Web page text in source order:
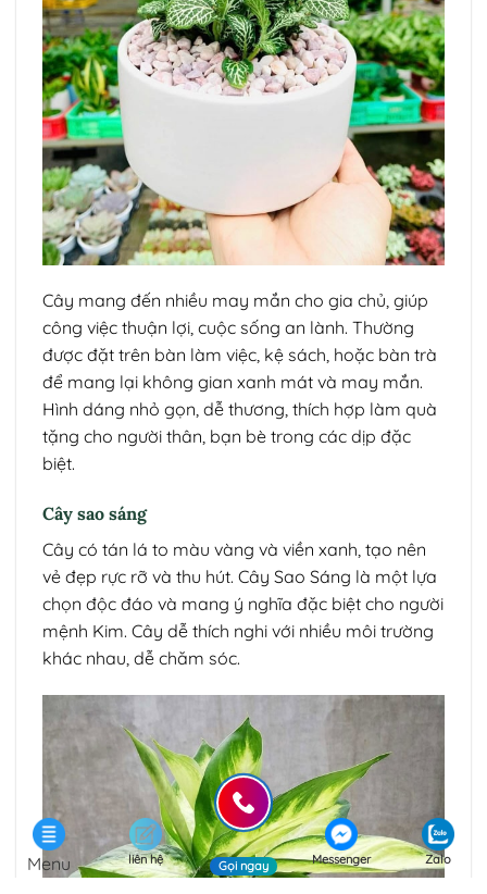
Cây mang đến nhiều may mắn cho gia chủ, giúp
công việc thuận lợi, cuộc sống an lành. Thường
được đặt trên bàn làm việc, kệ sách, hoặc bàn trà
để mang lại không gian xanh mát và may mắn.
Hình dáng nhỏ gọn, dễ thương, thích hợp làm quà
tặng cho người thân, bạn bè trong các dịp đặc
biệt.
Cây sao sáng
Cây có tán lá to màu vàng và viền xanh, tạo nên
vẻ đẹp rực rỡ và thu hút. Cây Sao Sáng là một lựa
chọn độc đáo và mang ý nghĩa đặc biệt cho người
mệnh Kim. Cây dễ thích nghi với nhiều môi trường
khác nhau, dễ chăm sóc.
Menu liên hệ Gọi ngay Messenger Zalo